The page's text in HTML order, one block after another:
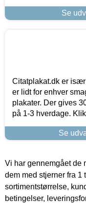
Se
Citatplakat.dk er
er lidt for enhver
plakater. Der gives
på 1-3 hverdage.
Se
Vi har gennemgået de
dem med stjerner fra 1
sortimentstørrelse,
betingelser,